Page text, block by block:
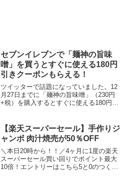
セブンイレブンで「麺神の旨味
噌」を買うとすぐに使える180円
引きクーポンもらえる！
ツイッターで話題になっていました。12
月27日までに「麺神の旨味噌」（230円
+税）を購入するとすぐに使える180円引
きクーポンが発行されます。2回目以降は
60...
【楽天スーパーセール】手作りジ
ャンボ 肉汁焼売が50％OFF
＼本日20時から！！／4ヶ月に1度の楽天
スーパーセール買い回りでポイント最大
10倍！エントリーはこちら5と0のつく日